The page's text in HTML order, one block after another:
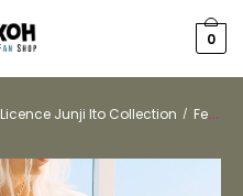
0
Licence Junji Ito Collection / Femmes